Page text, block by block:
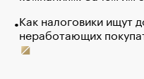
Как налоговики ищут
неработающих